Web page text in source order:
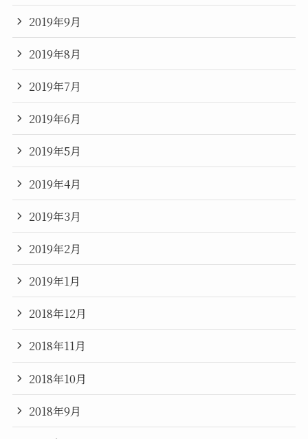
2019年9月
2019年8月
2019年7月
2019年6月
2019年5月
2019年4月
2019年3月
2019年2月
2019年1月
2018年12月
2018年11月
2018年10月
2018年9月